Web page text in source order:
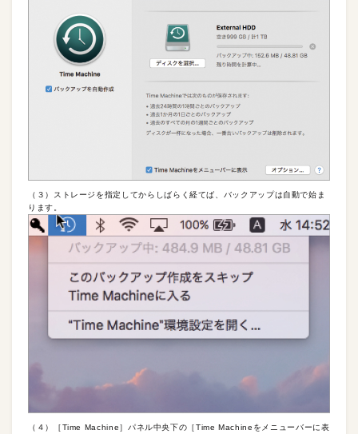
（３）ストレージを指定してからしばらく経てば、バックアップは自動で始ま
ります。
（４）［Time Machine］パネル中央下の［Time Machineをメニューバーに表